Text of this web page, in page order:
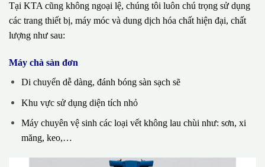
Tại KTA cũng không ngoại lệ, chúng tôi luôn chú trọng sử dụng
các trang thiết bị, máy móc và dung dịch hóa chất hiện đại, chất
lượng như sau:
Máy chà sàn đơn
Di chuyển dễ dàng, đánh bóng sàn sạch sẽ
Khu vực sử dụng diện tích nhỏ
Máy chuyên vệ sinh các loại vết không lau chùi như: sơn, xi
măng, keo,…